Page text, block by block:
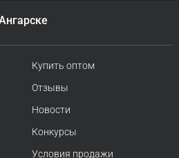
Купить оптом
Отзывы
Новости
Конкурсы
Условия продажи